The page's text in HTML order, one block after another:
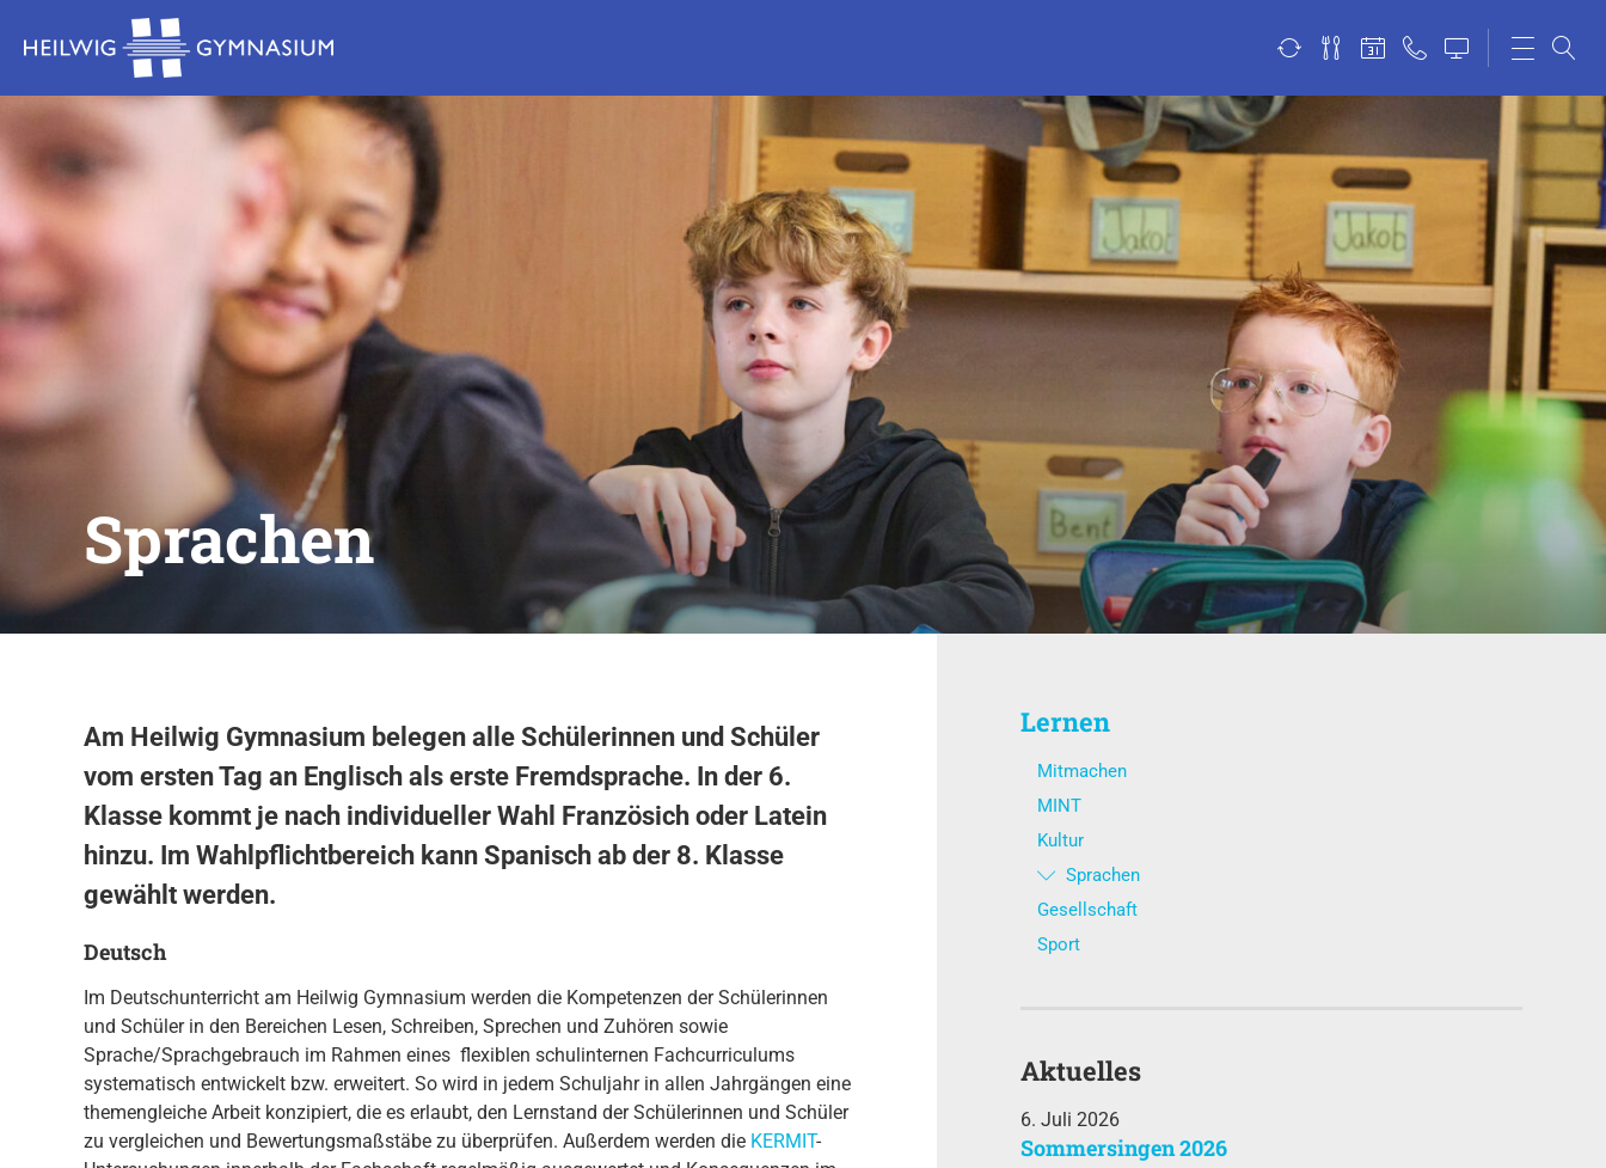
Sprachen
Am Heilwig Gymnasium belegen alle Schülerinnen und Schüler
vom ersten Tag an Englisch als erste Fremdsprache. In der 6.
Klasse kommt je nach individueller Wahl Französich oder Latein
hinzu. Im Wahlpflichtbereich kann Spanisch ab der 8. Klasse
gewählt werden.
Deutsch
Im Deutschunterricht am Heilwig Gymnasium werden die Kompetenzen der Schülerinnen
und Schüler in den Bereichen Lesen, Schreiben, Sprechen und Zuhören sowie
Sprache/Sprachgebrauch im Rahmen eines flexiblen schulinternen Fachcurriculums
systematisch entwickelt bzw. erweitert. So wird in jedem Schuljahr in allen Jahrgängen eine
themengleiche Arbeit konzipiert, die es erlaubt, den Lernstand der Schülerinnen und Schüler
zu vergleichen und Bewertungsmaßstäbe zu überprüfen. Außerdem werden die KERMIT-
Lernen
Mitmachen
MINT
Kultur
Sprachen
Gesellschaft
Sport
Aktuelles
6. Juli 2026
Sommersingen 2026